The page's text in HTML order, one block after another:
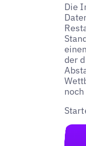
Die
einen
der